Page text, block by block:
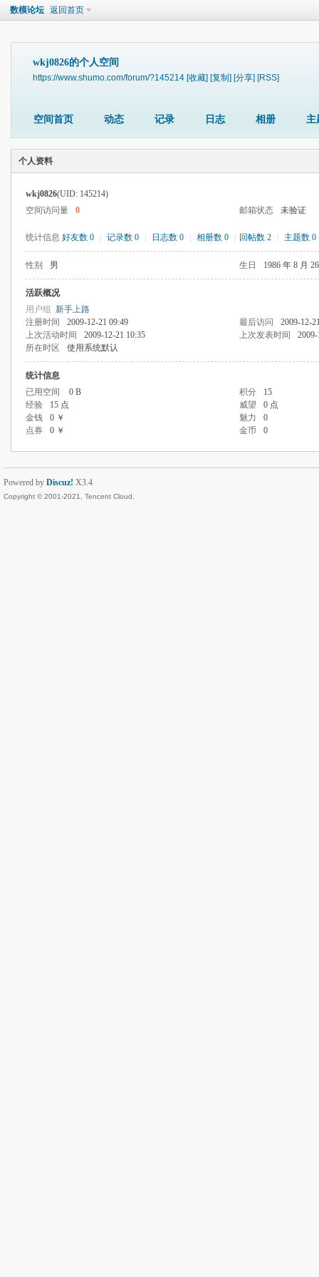
数模论坛 返回首页
wkj0826的个人空间
https://www.shumo.com/forum/?145214 [收藏] [复制] [分享] [RSS]
空间首页 动态 记录 日志 相册 主
个人资料
wkj0826(UID: 145214)
空间访问量
0 邮箱状态 未验证
统计信息 好友数 0 记录数 0 日志数 0 相册数 0 回帖数 2 主题数 0
性别 男 生日 1986 年 8 月
活跃概况
用户组 新手上路
注册时间
2009-12-21 09:49 最后访问
2009-12-
上次活动时间
2009-12-21 10:35 上次发表时间
所在时区
使用系统默认
统计信息
已用空间
0 B 积分
15
经验
15 点 威望
0 点
金钱
0 ￥ 魅力
0
点券
0 ￥ 金币 0
Powered by Discuz! X3.4
Copyright © 2001-2021, Tencent Cloud.